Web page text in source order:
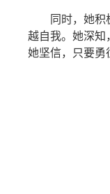
同时，她
越自我。她深知
她坚信，只要勇